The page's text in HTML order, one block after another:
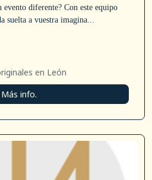
evento diferente? Con este equipo
suelta a vuestra imagina...
en León
Más info.